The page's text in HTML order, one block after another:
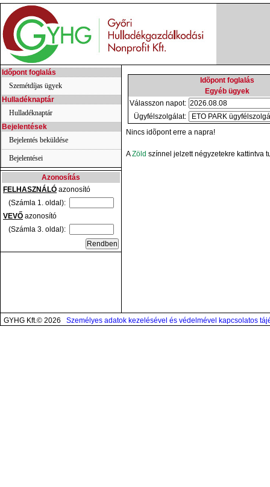
Időpont foglalás
Szemétdíjas ügyek
Hulladéknaptár
Hulladéknaptár
Bejelentések
Bejelentés beküldése
Bejelentései
Azonosítás
FELHASZNÁLÓ azonosító
(Számla 1. oldal):
VEVŐ azonosító
(Számla 3. oldal):
Idõpont foglalás
Egyéb ügyek
Válasszon napot:
Ügyfélszolgálat:
Nincs idõpont erre a napra!
AZöld színnel jelzett négyzetekre kattintva
GYHG Kft.© 2026 Személyes adatok kezelésével és védelmével kapcsolatos